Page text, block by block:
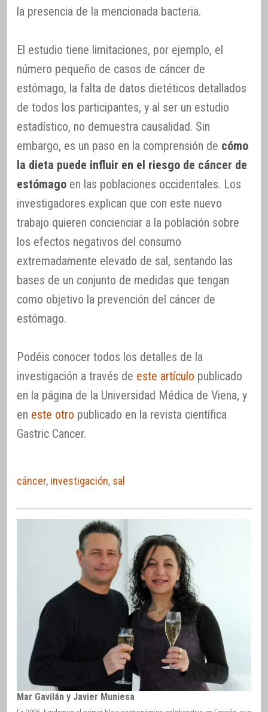
la presencia de la mencionada bacteria.
El estudio tiene limitaciones, por ejemplo, el
número pequeño de casos de cáncer de
estómago, la falta de datos dietéticos detallados
de todos los participantes, y al ser un estudio
estadístico, no demuestra causalidad. Sin
embargo, es un paso en la comprensión de cómo
la dieta puede influir en el riesgo de cáncer de
estómago en las poblaciones occidentales. Los
investigadores explican que con este nuevo
trabajo quieren concienciar a la población sobre
los efectos negativos del consumo
extremadamente elevado de sal, sentando las
bases de un conjunto de medidas que tengan
como objetivo la prevención del cáncer de
estómago.
Podéis conocer todos los detalles de la
investigación a través de este artículo publicado
en la página de la Universidad Médica de Viena, y
en este otro publicado en la revista científica
Gastric Cancer.
cáncer, investigación, sal
Mar Gavilán y Javier Muniesa